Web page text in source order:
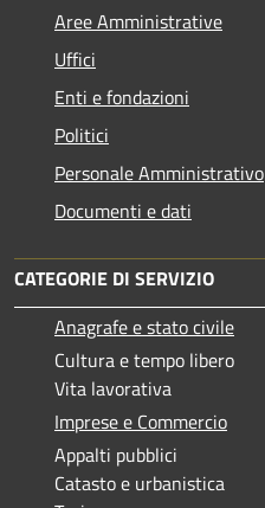
Aree Amministrative
Uffici
Enti e fondazioni
Politici
Personale Amministrativo
Documenti e dati
CATEGORIE DI SERVIZIO
Anagrafe e stato civile
Cultura e tempo libero
Vita lavorativa
Imprese e Commercio
Appalti pubblici
Catasto e urbanistica